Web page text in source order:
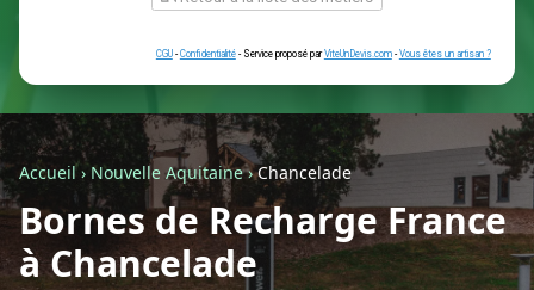
Je ne sais pas encore
Autre
Retour à la liste des métiers
Accueil› Nouvelle Aquitaine›Chancelade
Bornes de Recharge France
à Chancelade